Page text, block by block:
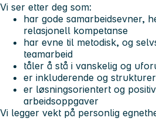
Vi ser etter deg som:
har gode samarbeidsevner,
relasjonell kompetanse
har evne til metodisk, og
teamarbeid
tåler å stå i vanskelig og
er inkluderende og
er løsningsorientert og
arbeidsoppgaver
Vi legger vekt på personlig